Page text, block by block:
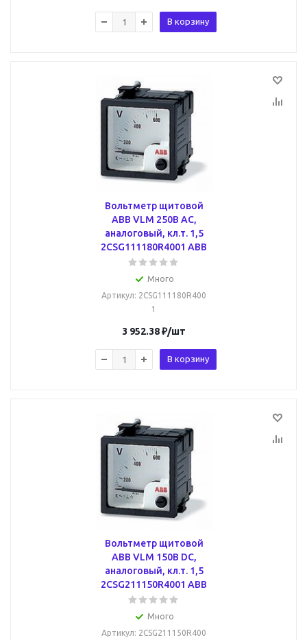
В корзину
Вольтметр щитовой
ABB VLM 250В AC,
аналоговый, кл.т. 1,5
2CSG111180R4001 ABB
Много
Артикул: 2CSG111180R400
1
3 952.38₽/шт
В корзину
Вольтметр щитовой
ABB VLM 150В DC,
аналоговый, кл.т. 1,5
2CSG211150R4001 ABB
Много
Артикул: 2CSG211150R400